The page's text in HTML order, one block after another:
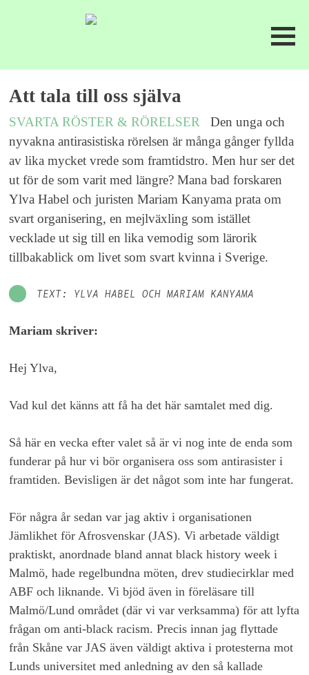
Att tala till oss själva
SVARTA RÖSTER & RÖRELSER
Den unga och
nyvakna antirasistiska rörelsen är många gånger fyllda
av lika mycket vrede som framtidstro. Men hur ser det
ut för de som varit med längre? Mana bad forskaren
Ylva Habel och juristen Mariam Kanyama prata om
svart organisering, en mejlväxling som istället
vecklade ut sig till en lika vemodig som lärorik
tillbakablick om livet som svart kvinna i Sverige.
TEXT: YLVA HABEL OCH MARIAM KANYAMA
Mariam skriver:
Hej Ylva,
Vad kul det känns att få ha det här samtalet med dig.
Så här en vecka efter valet så är vi nog inte de enda som
funderar på hur vi bör organisera oss som antirasister i
framtiden. Bevisligen är det något som inte har fungerat.
För några år sedan var jag aktiv i organisationen
Jämlikhet för Afrosvenskar (JAS). Vi arbetade väldigt
praktiskt, anordnade bland annat black history week i
Malmö, hade regelbundna möten, drev studiecirklar med
ABF och liknande. Vi bjöd även in föreläsare till
Malmö/Lund området (där vi var verksamma) för att lyfta
frågan om anti-black racism. Precis innan jag flyttade
från Skåne var JAS även väldigt aktiva i protesterna mot
Lunds universitet med anledning av den så kallade